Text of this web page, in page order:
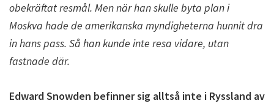
obekräftat resmål. Men när han skulle byta plan i
Moskva hade de amerikanska myndigheterna hunnit dra
in hans pass. Så han kunde inte resa vidare, utan
fastnade där.
Edward Snowden befinner sig alltså inte i Ryssland av